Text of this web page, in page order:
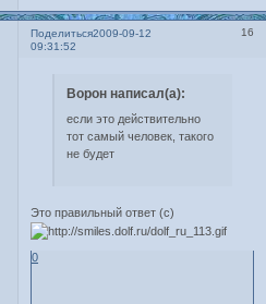
Поделиться 16
2009-09-12
09:31:52
Ворон написал(а):
если это действительно
тот самый человек, такого
не будет
Это правильный ответ (с)
0